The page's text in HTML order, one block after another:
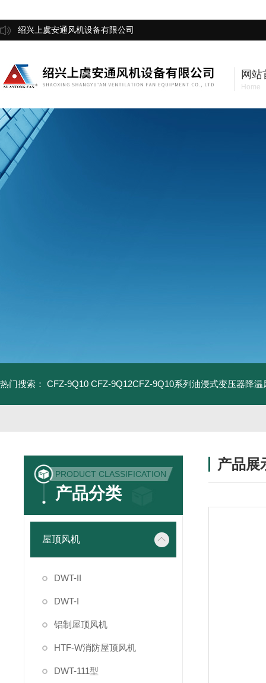
绍兴上虞安通风机设备有限公司
网站
Home
热门搜索： CFZ-9Q10 CFZ-9Q12CFZ-9Q10系列油浸式变压器降温
PRODUCT CLASSIFICATION
产品分类
屋顶风机
DWT-II
DWT-I
铝制屋顶风机
HTF-W消防屋顶风机
DWT-111型
产品展